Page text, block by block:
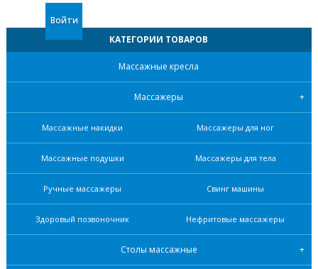
Войти
КАТЕГОРИИ ТОВАРОВ
Массажные кресла
Массажеры
Массажные накидки Массажеры для ног
Массажные подушки Массажеры для тела
Ручные массажеры Свинг машины
Здоровый позвоночник Нефритовые масcажеры
Столы массажные